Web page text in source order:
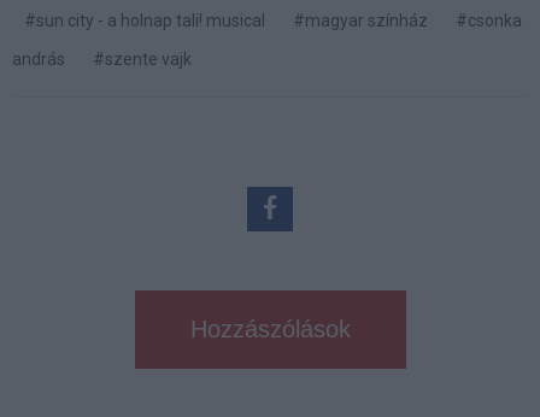
#sun city - a holnap tali! musical
#magyar színház
#csonka
andrás
#szente vajk
Hozzászólások